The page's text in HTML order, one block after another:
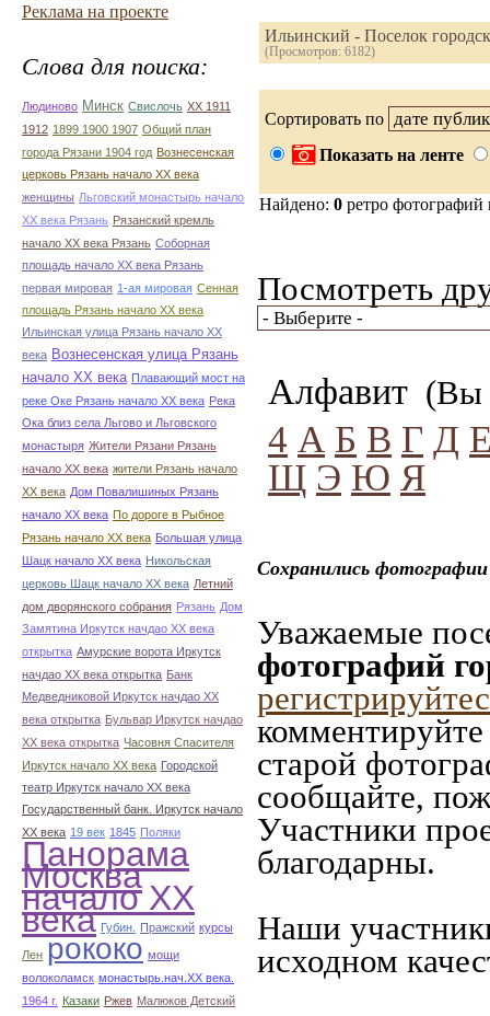
Реклама на проекте
Слова для поиска:
Людиново Минск Свислочь XX 1911
1912 1899 1900 1907 Общий план
города Рязани 1904 год Вознесенская
церковь Рязань начало ХХ века
женщины Льговский монастырь начало
ХХ века Рязань Рязанский кремль
начало ХХ века Рязань Соборная
площадь начало ХХ века Рязань
первая мировая 1-ая мировая Сенная
площадь Рязань начало ХХ века
Ильинская улица Рязань начало ХХ
века Вознесенская улица Рязань
начало ХХ века Плавающий мост на
реке Оке Рязань начало ХХ века Река
Ока близ села Льгово и Льговского
монастыря Жители Рязани Рязань
начало ХХ века жители Рязань начало
ХХ века Дом Повалишиных Рязань
начало ХХ века По дороге в Рыбное
Рязань начало ХХ века Большая улица
Шацк начало ХХ века Никольская
церковь Шацк начало ХХ века Летний
дом дворянского собрания Рязань Дом
Замятина Иркутск начдао ХХ века
открытка Амурские ворота Иркутск
начдао ХХ века открытка Банк
Медведниковой Иркутск начдао ХХ
века открытка Бульвар Иркутск начдао
ХХ века открытка Часовня Спасителя
Иркутск начало ХХ века Городской
театр Иркутск начало ХХ века
Государственный банк. Иркутск начало
ХХ века 19 век 1845 Поляки
Панорама
Москва
начало ХХ
века Губин. Пражский курсы
Лен рококо мощи
волоколамск монастырь.нач.ХХ века.
1964 г. Казаки Ржев Малюков Детский
Ильинский - Поселок
(Просмотров: 6182)
Сортировать по
Показать на ленте
Найдено: 0 ретро
Посмотреть
Алфавит (Вы
4 А Б В Г Д
Щ Э Ю Я
Сохранились
Уважаемые
фотографий
старой
сообщайте,
Участники
благодарны.
Наши
исходном